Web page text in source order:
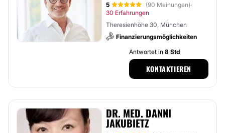
5 (90 Meinungen)·
30 Erfahrungen
Theresienhöhe 30, München
Finanzierungsmöglichkeiten
Antwortet in 8 Std
KONTAKTIEREN
DR. MED. DANNI
JAKUBIETZ